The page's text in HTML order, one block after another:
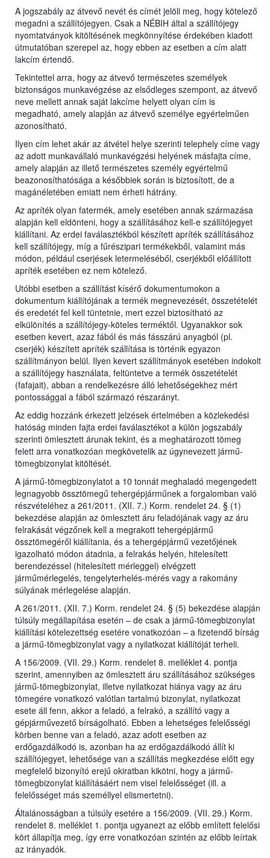
A jogszabály az átvevő nevét és címét jelöli meg, hogy kötelező
megadni a szállítójegyen. Csak a NÉBIH által a szállítójegy
nyomtatványok kitöltésének megkönnyítése érdekében kiadott
útmutatóban szerepel az, hogy ebben az esetben a cím alatt
lakcím értendő.
Tekintettel arra, hogy az átvevő természetes személyek
biztonságos munkavégzése az elsődleges szempont, az átvevő
neve mellett annak saját lakcíme helyett olyan cím is
megadható, amely alapján az átvevő személye egyértelműen
azonosítható.
Ilyen cím lehet akár az átvétel helye szerinti telephely címe vagy
az adott munkavállaló munkavégzési helyének másfajta címe,
amely alapján az illető természetes személy egyértelmű
beazonosíthatósága a későbbiek során is biztosított, de a
magánéletében emiatt nem érheti hátrány.
Az apríték olyan fatermék, amely esetében annak származása
alapján kell eldönteni, hogy a szállításához kell-e szállítójegyet
kiállítani. Az erdei faválasztékból készített apríték szállításához
kell szállítójegy, míg a fűrészipari termékekből, valamint más
módon, például cserjések letermeléséből, cserjékből előállított
apríték esetében ez nem kötelező.
Utóbbi esetben a szállítást kísérő dokumentumokon a
dokumentum kiállítójának a termék megnevezését, összetételét
és eredetét fel kell tüntetnie, mert ezzel biztosítható az
elkülönítés a szállítójegy-köteles terméktől. Ugyanakkor sok
esetben kevert, azaz fából és más fásszárú anyagból (pl.
cserjék) készített apríték szállítása is történik egyazon
szállítmányon belül. Ilyen kevert szállítmányok esetében indokolt
a szállítójegy használata, feltüntetve a termék összetételét
(fafajait), abban a rendelkezésre álló lehetőségekhez mért
pontossággal a fából származó részarányt.
Az eddig hozzánk érkezett jelzések értelmében a közlekedési
hatóság minden fajta erdei faválasztékot a külön jogszabály
szerinti ömlesztett árunak tekint, és a meghatározott tömeg
felett arra vonatkozóan megkövetelik az úgynevezett jármű-
tömegbizonylat kitöltését.
A jármű-tömegbizonylatot a 10 tonnát meghaladó megengedett
legnagyobb össztömegű tehergépjárműnek a forgalomban való
részvételéhez a 261/2011. (XII. 7.) Korm. rendelet 24. § (1)
bekezdése alapján az ömlesztett áru feladójának vagy az áru
felrakását végzőnek kell a megrakott tehergépjármű
össztömegéről kiállítania, és a tehergépjármű vezetőjének
igazolható módon átadnia, a felrakás helyén, hitelesített
berendezéssel (hitelesített mérleggel) elvégzett
járműmérlegelés, tengelyterhelés-mérés vagy a rakomány
súlyának mérlegelése alapján.
A 261/2011. (XII. 7.) Korm. rendelet 24. § (5) bekezdése alapján
túlsúly megállapítása esetén – de csak a jármű-tömegbizonylat
kiállítási kötelezettség esetére vonatkozóan – a fizetendő bírság
a jármű-tömegbizonylat vagy a nyilatkozat kiállítóját terheli.
A 156/2009. (VII. 29.) Korm. rendelet 8. melléklet 4. pontja
szerint, amennyiben az ömlesztett áru szállításához szükséges
jármű-tömegbizonylat, illetve nyilatkozat hiánya vagy az áru
tömegére vonatkozó valótlan tartalmú bizonylat, nyilatkozat
esete áll fenn, akkor a feladó, a felrakó, a szállító vagy a
gépjárművezető bírságolható. Ebben a lehetséges felelősségi
körben benne van a feladó, azaz adott esetben az
erdőgazdálkodó is, azonban ha az erdőgazdálkodó állít ki
szállítójegyet, lehetősége van a szállítás megkezdése előtt egy
megfelelő bizonyító erejű okiratban kikötni, hogy a jármű-
tömegbizonylat kiállításáért nem visel felelősséget (ill. a
felelősséget más személlyel elismertetni).
Általánosságban a túlsúly esetére a 156/2009. (VII. 29.) Korm.
rendelet 8. melléklet 1. pontja ugyanezt az előbb említett felelősi
kört állapítja meg, így erre vonatkozóan szintén az előbb leírtak
az irányadók.